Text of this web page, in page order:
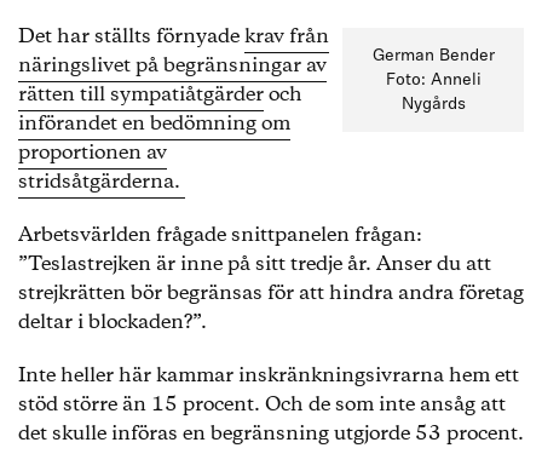
German Bender
Foto: Anneli
Nygårds
Det har ställts förnyadekrav från
näringslivet på begränsningar av
rätten till sympatiåtgärderoch
införandet en bedömning om
proportionen av
stridsåtgärderna.
Arbetsvärlden frågade snittpanelen frågan:
”Teslastrejken är inne på sitt tredje år. Anser du att
strejkrätten bör begränsas för att hindra andra företag
deltar i blockaden?”.
Inte heller här kammar inskränkningsivrarna hem ett
stöd större än 15 procent. Och de som inte ansåg att
det skulle införas en begränsning utgjorde 53 procent.